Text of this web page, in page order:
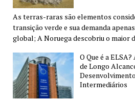
As terras-raras são elementos
transição verde e sua demanda
global; A Noruega descobriu o maior
O Que é a
de Longo
Intermediários